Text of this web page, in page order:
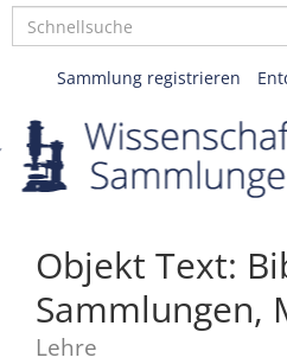
Sammlung registrieren
Objekt Text:
Sammlungen,
Lehre